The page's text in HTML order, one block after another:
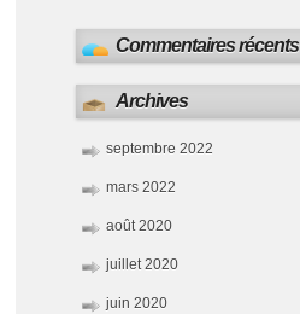
Commentaires récents
Archives
septembre 2022
mars 2022
août 2020
juillet 2020
juin 2020